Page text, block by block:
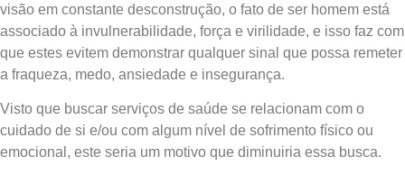
visão em constante desconstrução, o fato de ser homem está
associado à invulnerabilidade, força e virilidade, e isso faz com
que estes evitem demonstrar qualquer sinal que possa remeter
a fraqueza, medo, ansiedade e insegurança.
Visto que buscar serviços de saúde se relacionam com o
cuidado de si e/ou com algum nível de sofrimento físico ou
emocional, este seria um motivo que diminuiria essa busca.